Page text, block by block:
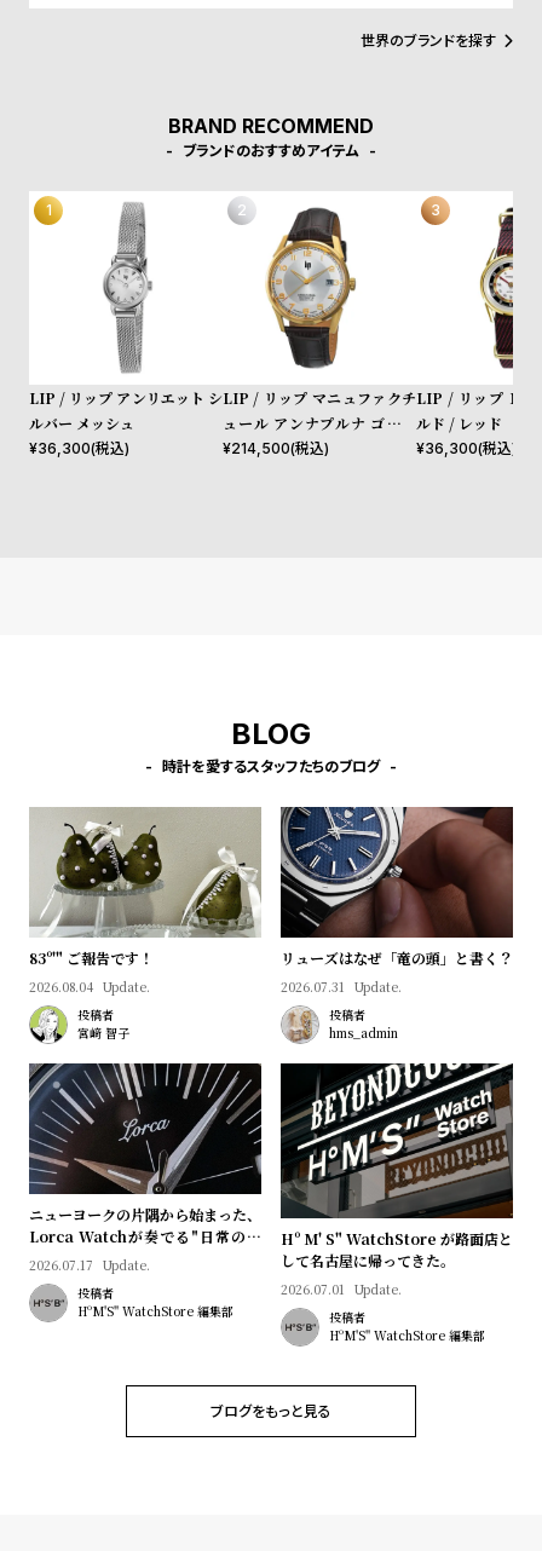
w
o
gp
e
ド
時
計
保
プ
ラ
ス
刻
印
サ
ビ
ス
よ
く
る
質
お
問
合
わ
世界のブランドを探す
BRAND RECOMMEND
ブランドのおすすめアイテム
LIP / リップ アンリエット シ
ルバー メッシュ
¥36,300(税込)
LIP / リップ マニュファクチ
ュール アンナプルナ ゴール
ド ダークブラウンレザースト
¥214,500(税込)
LIP / リップ
ルド / レッド
¥36,300(税込)
BLOG
時計を愛するスタッフたちのブログ
83º'" ご報告です！
2026.08.04 Update.
投稿者
宮﨑 智子
リューズはなぜ「竜の頭」と書く？
2026.07.31 Update.
投稿者
hms_admin
ニューヨークの片隅から始まった、
Lorca Watchが奏でる"日常のロ
マン"｜Brand Picks #08
2026.07.17 Update.
投稿者
HºM'S" WatchStore 編集部
Hº M' S" WatchStore が路面店と
して名古屋に帰ってきた。
2026.07.01 Update.
投稿者
HºM'S" WatchStore 編集部
ブログをもっと見る